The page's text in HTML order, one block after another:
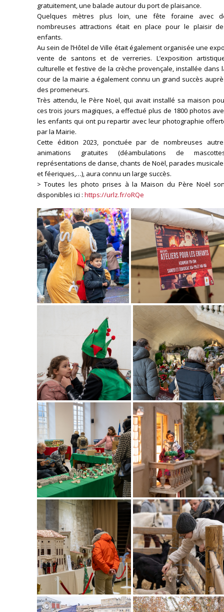
gratuitement, une balade autour du port de plaisance.
Quelques mètres plus loin, une fête foraine avec
nombreuses attractions était en place pour le plaisir
enfants.
Au sein de l’Hôtel de Ville était également organisée une
vente de santons et de verreries. L’exposition
culturelle et festive de la crèche provençale, installée dans
cour de la mairie a également connu un grand succès
des promeneurs.
Très attendu, le Père Noël, qui avait installé sa maison
ces trois jours magiques, a effectué plus de 1800 photos
les enfants qui ont pu repartir avec leur photographie
par la Mairie.
Cette édition 2023, ponctuée par de nombreuses
animations gratuites (déambulations de
représentations de danse, chants de Noël, parades
et féeriques,…), aura connu un large succès.
> Toutes les photo prises à la Maison du Père Noël
disponibles ici : https://urlz.fr/oRQe